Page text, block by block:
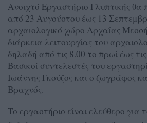
Ανοιχτό Εργαστήριο Γλυπτικής θα
από 23 Αυγούστου έως 13
αρχαιολογικό χώρο Αρχαίας
διάρκεια λειτουργίας του
δηλαδή από τις 8.00 το πρωί έως
Βασικοί συντελεστές του
Ιωάννης Γκούζος και ο ζωγράφος
Βραχνός.
Το εργαστήριο είναι ελεύθερο για